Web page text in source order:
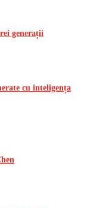
generații
cu inteligența